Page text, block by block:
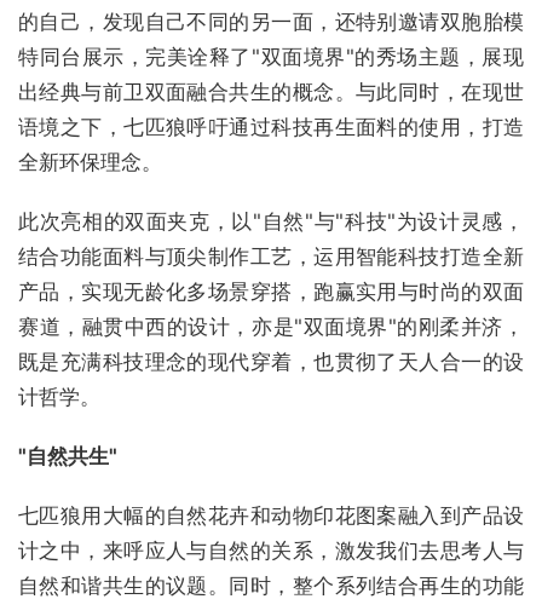
的自己，发现自己不同的另一面，还特别邀请双胞胎模
特同台展示，完美诠释了"双面境界"的秀场主题，展现
出经典与前卫双面融合共生的概念。与此同时，在现世
语境之下，七匹狼呼吁通过科技再生面料的使用，打造
全新环保理念。
此次亮相的双面夹克，以"自然"与"科技"为设计灵感，
结合功能面料与顶尖制作工艺，运用智能科技打造全新
产品，实现无龄化多场景穿搭，跑赢实用与时尚的双面
赛道，融贯中西的设计，亦是"双面境界"的刚柔并济，
既是充满科技理念的现代穿着，也贯彻了天人合一的设
计哲学。
"自然共生"
七匹狼用大幅的自然花卉和动物印花图案融入到产品设
计之中，来呼应人与自然的关系，激发我们去思考人与
自然和谐共生的议题。同时，整个系列结合再生的功能